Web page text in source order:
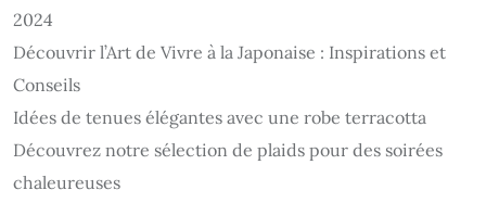
2024
Découvrir l’Art de Vivre à la Japonaise : Inspirations et
Conseils
Idées de tenues élégantes avec une robe terracotta
Découvrez notre sélection de plaids pour des soirées
chaleureuses